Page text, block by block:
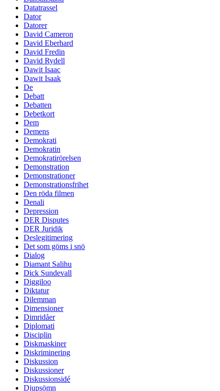
Datatrassel
Dator
Datorer
David Cameron
David Eberhard
David Fredin
David Rydell
Dawit Isaac
Dawit Isaak
De
Debatt
Debatten
Debetkort
Dem
Demens
Demokrati
Demokratin
Demokratirörelsen
Demonstration
Demonstrationer
Demonstrationsfrihet
Den röda filmen
Denali
Depression
DER Disputes
DER Juridik
Deslegitimering
Det som göms i snö
Dialog
Diamant Salihu
Dick Sundevall
Diggiloo
Diktatur
Dilemman
Dimensioner
Dimridåer
Diplomati
Disciplin
Diskmaskiner
Diskriminering
Diskussion
Diskussioner
Diskussionsidé
Djupsömn